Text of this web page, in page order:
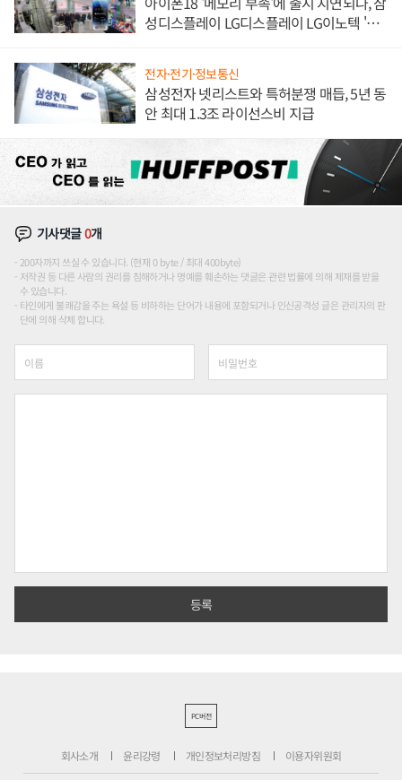
성디스플레이 LG디스플레이 LG이노텍 '탈
전자·전기·정보통신
삼성전자 넷리스트와 특허분쟁 매듭, 5년 동
안 최대 1.3조 라이선스비 지급
기사댓글0개
200자까지 쓰실 수 있습니다. (현재 0 byte / 최대 400byte)
저작권 등 다른 사람의 권리를 침해하거나 명예를 훼손하는 댓글은 관련 법률에 의해 제재를 받을
수 있습니다.
타인에게 불쾌감을 주는 욕설 등 비하하는 단어가 내용에 포함되거나 인신공격성 글은 관리자의 판
단에 의해 삭제 합니다.
PC버전
회사소개 윤리강령 개인정보처리방침 이용자위원회